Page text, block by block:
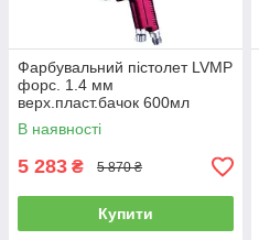
Фарбувальний пістолет LVMP
форс. 1.4 мм
верх.пласт.бачок 600мл
ITALCO H-929-1.4 LM
В наявності
5 283 ₴ 5 870 ₴
Купити